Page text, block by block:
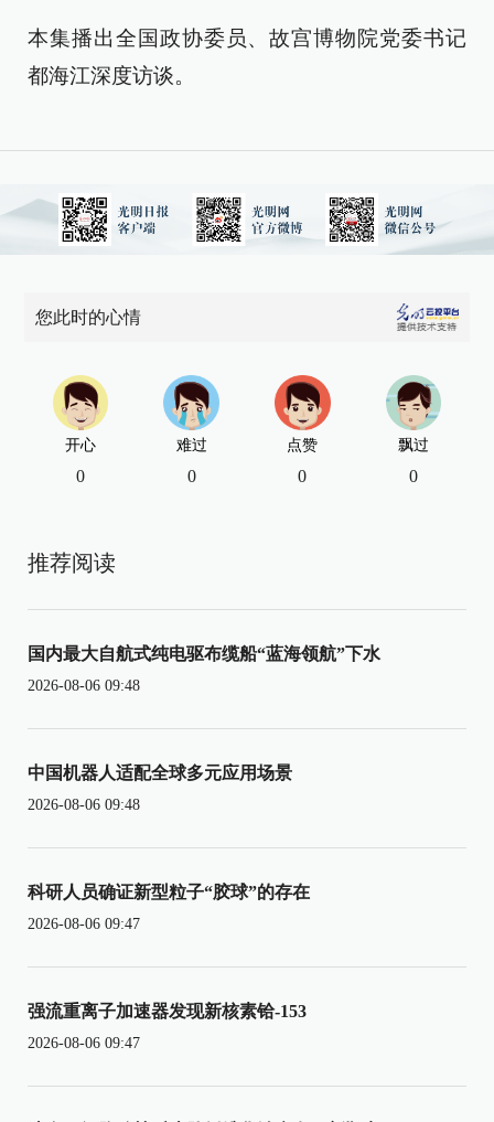
本集播出全国政协委员、故宫博物院党委书记
都海江深度访谈。
您此时的心情
开心
0
难过
0
点赞
0
飘过
0
推荐阅读
国内最大自航式纯电驱布缆船“蓝海领航”下水
2026-08-06 09:48
中国机器人适配全球多元应用场景
2026-08-06 09:48
科研人员确证新型粒子“胶球”的存在
2026-08-06 09:47
强流重离子加速器发现新核素铪-153
2026-08-06 09:47